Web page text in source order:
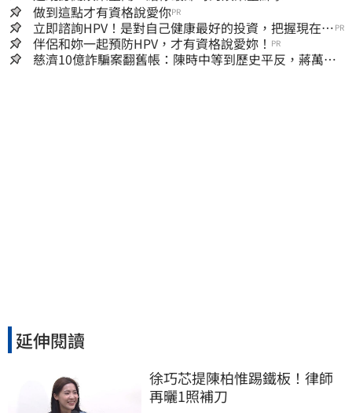
做到這點才有資格說愛你PR
立即諮詢HPV！是對自己健康最好的投資，把握現在不
嫌晚！
PR
伴侶和妳一起預防HPV，才有資格說愛妳！ PR
慈濟10億詐騙案翻舊帳：陳時中等到歷史平反，蔣萬安
延伸閱讀
徐巧芯提陳柏惟踢鐵板！律師
再曬1照補刀